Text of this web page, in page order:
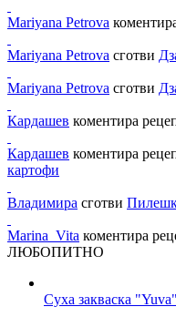
Mariyana Petrova
Mariyana Petrova сготви
Mariyana Petrova сготви
Кардашев коментира
Кардашев коментира
картофи
Владимира сготви
Marina_Vita коментира
ЛЮБОПИТНО
Суха закваска